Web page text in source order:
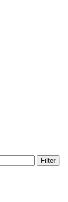
Filter